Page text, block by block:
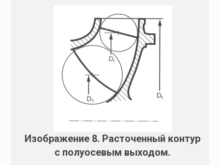
Изображение 8. Расточенный контур
с полуосевым выходом.